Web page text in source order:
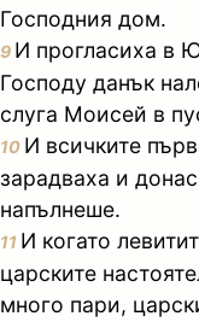
Господния дом.
9 И прогласиха в
Господу данък
слуга Моисей в
10 И всичките
зарадваха и
напълнеше.
11 И когато
царските
много пари,